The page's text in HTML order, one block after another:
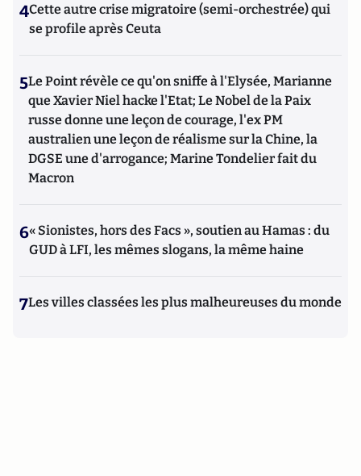
4Cette autre crise migratoire (semi-orchestrée) qui
se profile après Ceuta
5Le Point révèle ce qu'on sniffe à l'Elysée, Marianne
que Xavier Niel hacke l'Etat; Le Nobel de la Paix
russe donne une leçon de courage, l'ex PM
australien une leçon de réalisme sur la Chine, la
DGSE une d'arrogance; Marine Tondelier fait du
Macron
6« Sionistes, hors des Facs », soutien au Hamas : du
GUD à LFI, les mêmes slogans, la même haine
7Les villes classées les plus malheureuses du monde